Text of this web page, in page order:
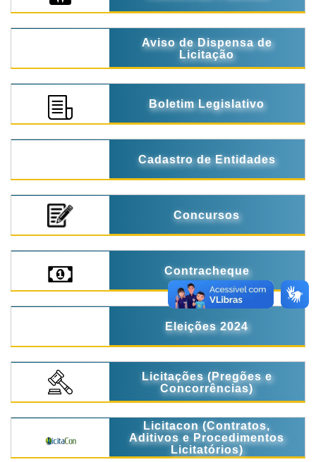
Aviso de Dispensa de
Licitação
Boletim Legislativo
Cadastro de Entidades
Concursos
Contracheque
Eleições 2024
Licitações (Pregões e
Concorrências)
Licitacon (Contratos,
Aditivos e Procedimentos
Licitatórios)